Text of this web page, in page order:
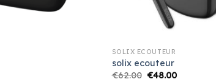
SOLIX ECOUTEUR
solix ecouteur
€62.00 €48.00